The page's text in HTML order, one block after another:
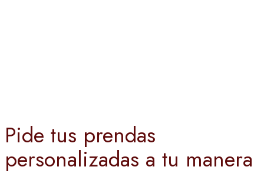
Pide tus prendas
personalizadas a tu manera